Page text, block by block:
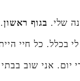
שלי. בגוף ראשון.
בכלל. כל חיי
יום. אני שוב